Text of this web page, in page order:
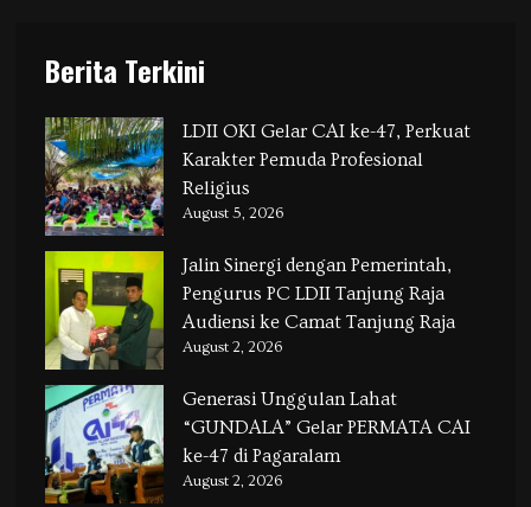
Berita Terkini
LDII OKI Gelar CAI ke-47, Perkuat
Karakter Pemuda Profesional
Religius
August 5, 2026
Jalin Sinergi dengan Pemerintah,
Pengurus PC LDII Tanjung Raja
Audiensi ke Camat Tanjung Raja
August 2, 2026
Generasi Unggulan Lahat
“GUNDALA” Gelar PERMATA CAI
ke-47 di Pagaralam
August 2, 2026